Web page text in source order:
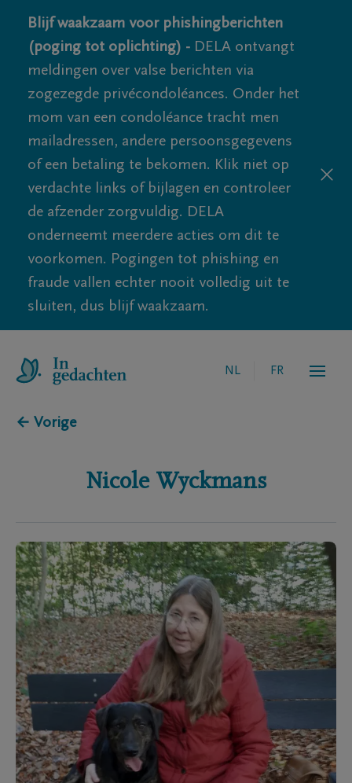
Blijf waakzaam voor phishingberichten
(poging tot oplichting) - DELA ontvangt
meldingen over valse berichten via
zogezegde privécondoléances. Onder het
mom van een condoléance tracht men
mailadressen, andere persoonsgegevens
of een betaling te bekomen. Klik niet op
verdachte links of bijlagen en controleer
de afzender zorgvuldig. DELA
onderneemt meerdere acties om dit te
voorkomen. Pogingen tot phishing en
fraude vallen echter nooit volledig uit te
sluiten, dus blijf waakzaam.
NL FR
← Vorige
Nicole Wyckmans